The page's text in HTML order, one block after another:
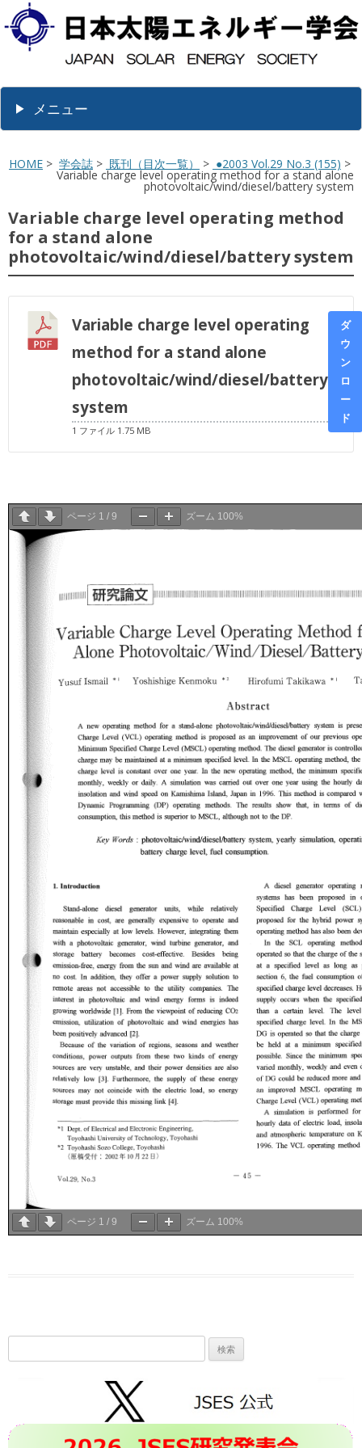
メニュー
HOME > 学会誌 > 既刊（目次一覧） > ●2003 Vol.29 No.3 (155) >
Variable charge level operating method for a stand alone
photovoltaic/wind/diesel/battery system
Variable charge level operating method
for a stand alone
photovoltaic/wind/diesel/battery system
Variable charge level operating
method for a stand alone
photovoltaic/wind/diesel/battery
system
1 ファイル 1.75 MB
ダ
ウ
ン
ロ
ー
ド
ページ 1 / 9 ズーム 100%
ページ 1 / 9 ズーム 100%
索: